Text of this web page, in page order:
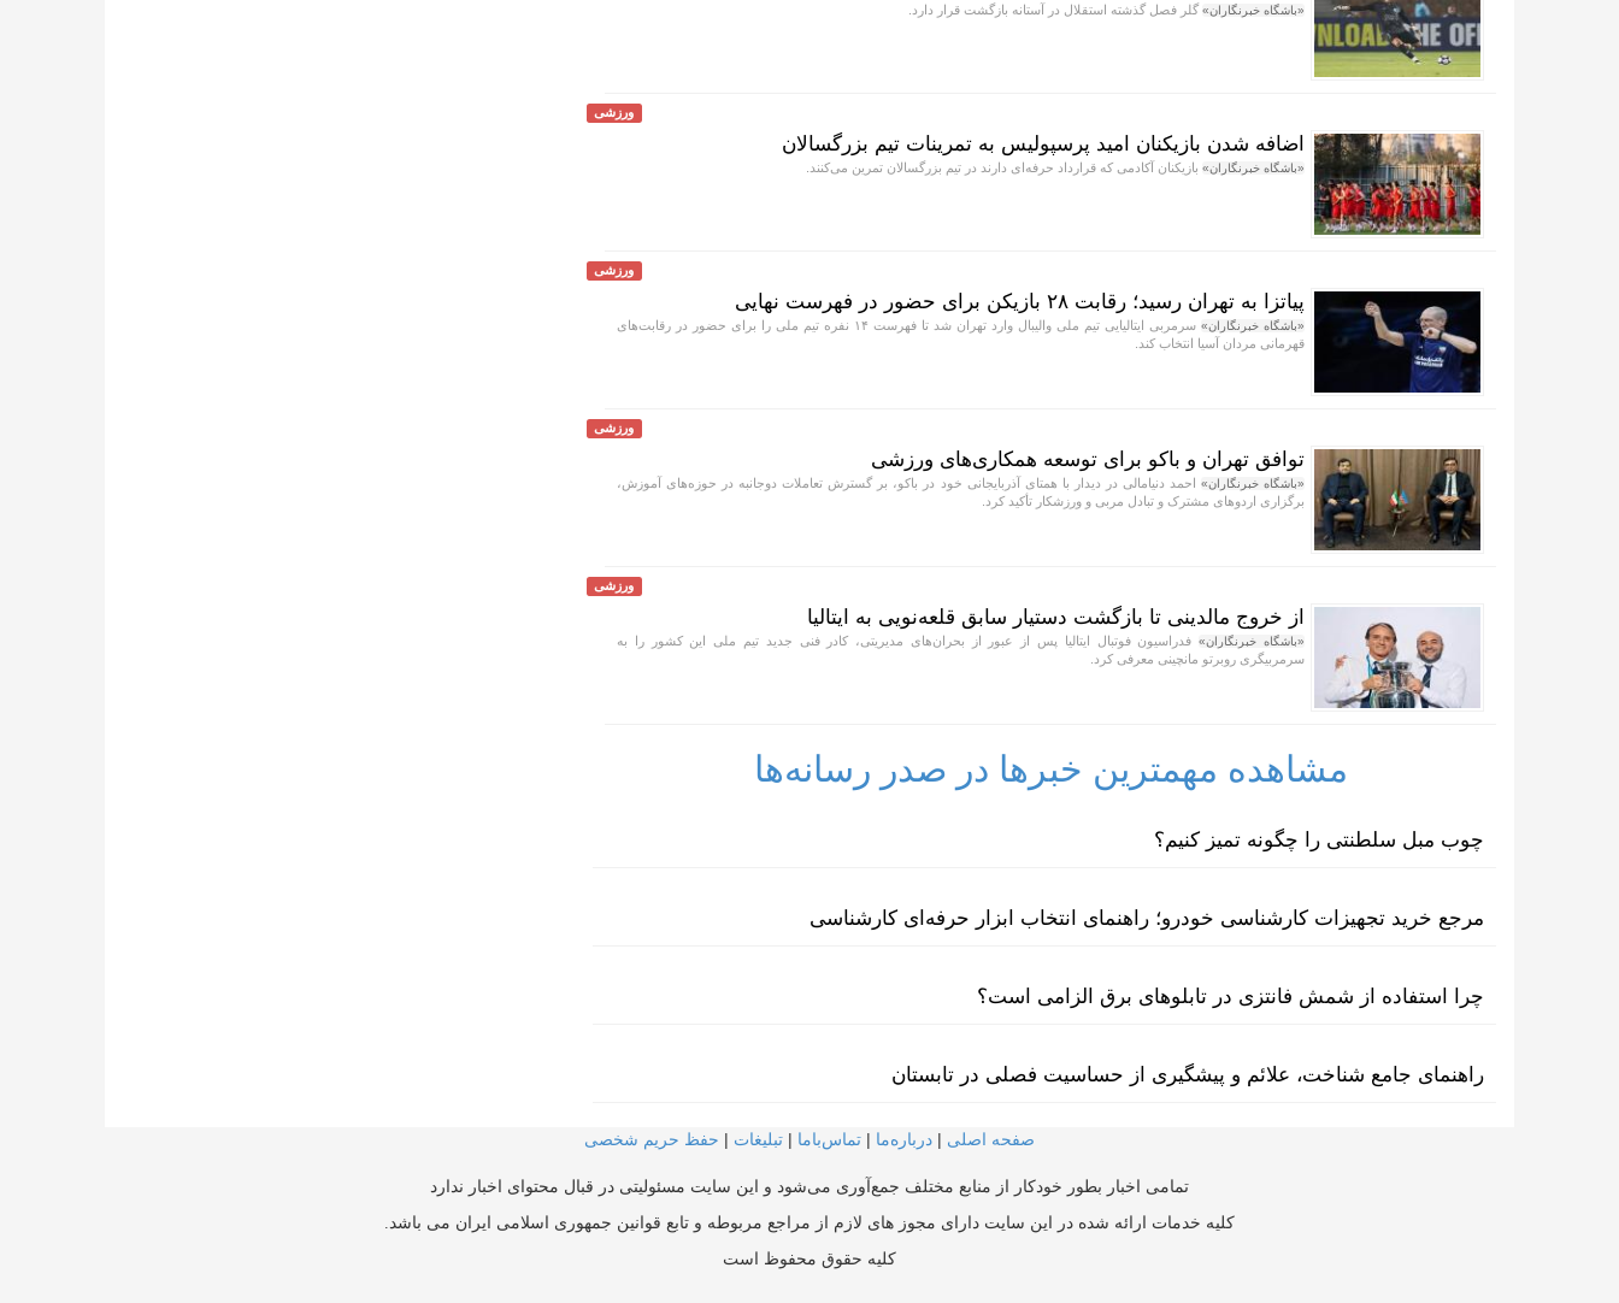
«باشگاه خبرنگاران» گلر فصل گذشته استقلال در آستانه بازگشت قرار دارد.
ورزشی
اضافه شدن بازیکنان امید پرسپولیس به تمرینات تیم بزرگسالان
«باشگاه خبرنگاران» بازیکنان آکادمی که قرارداد حرفه‌ای دارند در تیم بزرگسالان تمرین می‌کنند.
ورزشی
پیاتزا به تهران رسید؛ رقابت ۲۸ بازیکن برای حضور در فهرست نهایی
«باشگاه خبرنگاران»
سرمربی ایتالیایی تیم ملی والیبال وارد تهران شد تا فهرست ۱۴ نفره تیم ملی را برای حضور در رقابت‌های
قهرمانی مردان آسیا انتخاب کند.
ورزشی
توافق تهران و باکو برای توسعه همکاری‌های ورزشی
«باشگاه خبرنگاران» احمد دنیامالی در دیدار با همتای آذربایجانی خود در باکو، بر گسترش تعاملات دوجانبه در حوزه‌های آموزش،
برگزاری اردو‌های مشترک و تبادل مربی و ورزشکار تأکید کرد.
ورزشی
از خروج مالدینی تا بازگشت دستیار سابق قلعه‌نویی به ایتالیا
«باشگاه خبرنگاران»فدراسیون فوتبال ایتالیا پس از عبور از بحران‌های مدیریتی، کادر فنی جدید تیم ملی این کشور را به
سرمربیگری روبرتو مانچینی معرفی کرد.
مشاهده مهمترین خبرها در صدر رسانه‌ها
چوب مبل سلطنتی را چگونه تمیز کنیم؟
مرجع خرید تجهیزات کارشناسی خودرو؛ راهنمای انتخاب ابزار حرفه‌ای کارشناسی
چرا استفاده از شمش فانتزی در تابلوهای برق الزامی است؟
راهنمای جامع شناخت، علائم و پیشگیری از حساسیت فصلی در تابستان
صفحه اصلی | درباره‌ما | تماس‌با‌ما | تبلیغات | حفظ حریم شخصی
تمامی اخبار بطور خودکار از منابع مختلف جمع‌آوری می‌شود و این سایت مسئولیتی در قبال محتوای اخبار ندارد
کلیه خدمات ارائه شده در این سایت دارای مجوز های لازم از مراجع مربوطه و تابع قوانین جمهوری اسلامی ایران می باشد.
کلیه حقوق محفوظ است